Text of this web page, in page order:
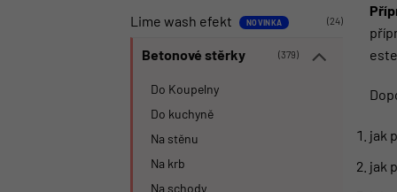
Lime wash efekt (24)
Betonové stěrky (379)
Do Koupelny
Do kuchyně
Na stěnu
Na krb
Na schody
jak
jak